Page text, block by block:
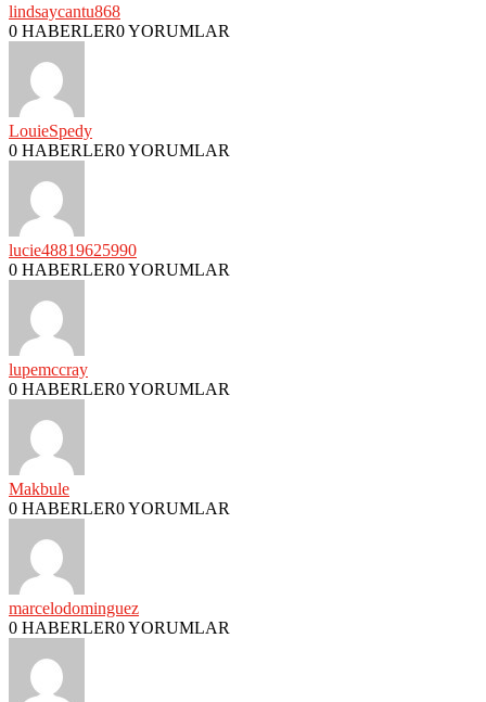
lindsaycantu868
0 HABERLER0 YORUMLAR
LouieSpedy
0 HABERLER0 YORUMLAR
lucie48819625990
0 HABERLER0 YORUMLAR
lupemccray
0 HABERLER0 YORUMLAR
Makbule
0 HABERLER0 YORUMLAR
marcelodominguez
0 HABERLER0 YORUMLAR